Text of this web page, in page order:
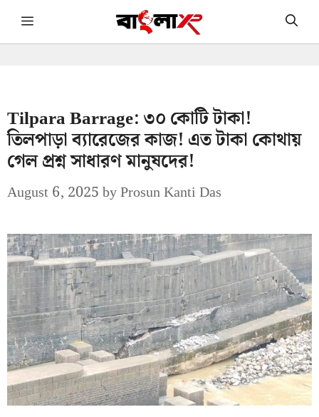
Skip Menu
Tilpara Barrage: ৩০ কোটি টাকা!
তিলপাড়া ব্যারেজের কাজ! এত টাকা কোথায়
গেল প্রশ্ন সাধারণ মানুষদের!
August 6, 2025byProsun Kanti Das